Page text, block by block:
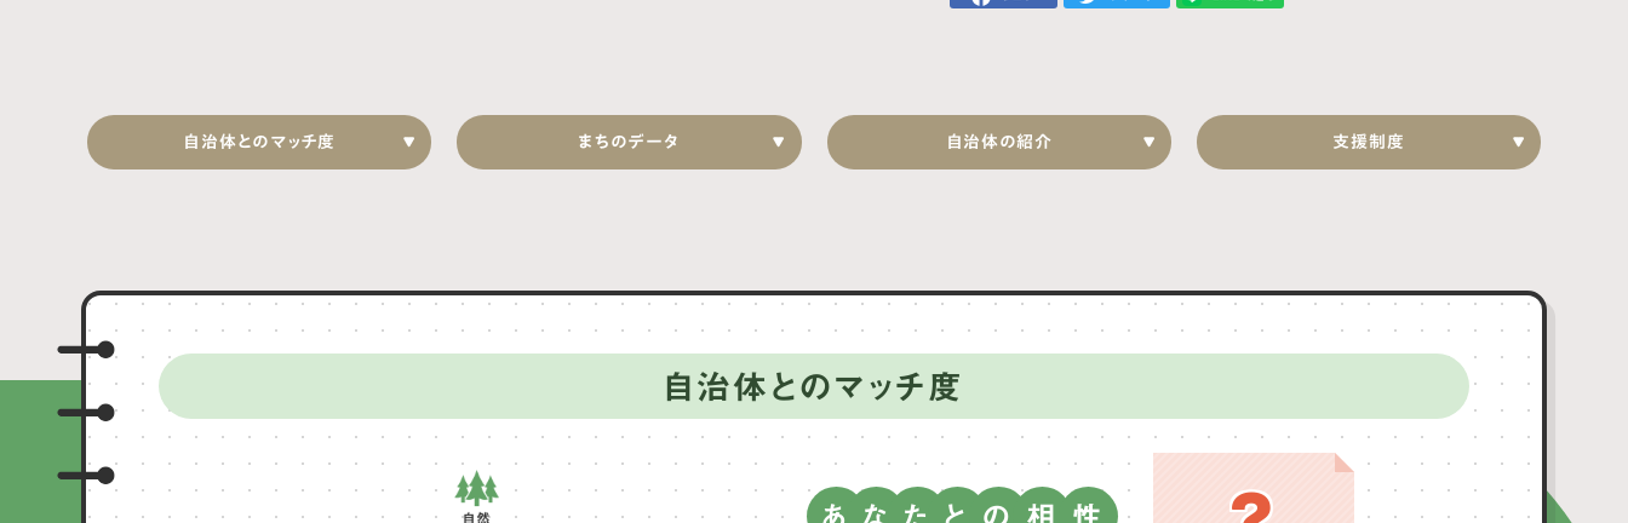
自治体とのマッチ度 まちのデータ 自治体の紹介 支援制度
自治体とのマッチ度
あ な た と の 相 性